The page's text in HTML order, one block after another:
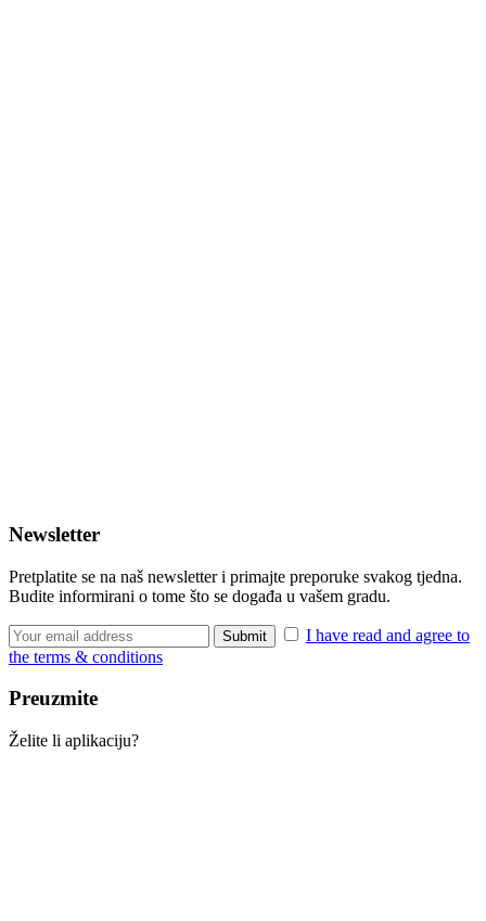
Newsletter
Pretplatite se na naš newsletter i primajte preporuke svakog tjedna.
Budite informirani o tome što se događa u vašem gradu.
I have read and agree to
the terms & conditions
Preuzmite
Želite li aplikaciju?